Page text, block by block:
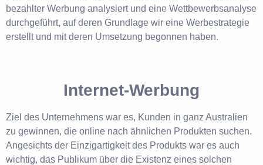
bezahlter Werbung analysiert und eine Wettbewerbsanalyse
durchgeführt, auf deren Grundlage wir eine Werbestrategie
erstellt und mit deren Umsetzung begonnen haben.
Internet-Werbung
Ziel des Unternehmens war es, Kunden in ganz Australien
zu gewinnen, die online nach ähnlichen Produkten suchen.
Angesichts der Einzigartigkeit des Produkts war es auch
wichtig, das Publikum über die Existenz eines solchen